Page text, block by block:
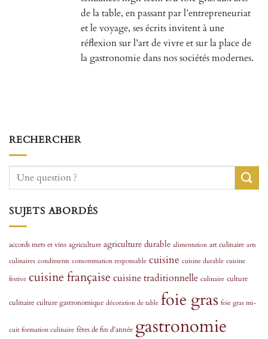
de la table, en passant par l’entrepreneuriat
et le voyage, ses écrits invitent à une
réflexion sur l’art de vivre et sur la place de
la gastronomie dans nos sociétés modernes.
RECHERCHER
SUJETS ABORDÉS
accords mets et vins agriculture agriculture durable alimentation art culinaire arts
culinaires condiments consommation responsable cuisine cuisine durable cuisine
festive cuisine française cuisine traditionnelle culinaire culture
culinaire culture gastronomique décoration de table foie gras foie gras mi-
cuit formation culinaire fêtes de fin d’année gastronomie